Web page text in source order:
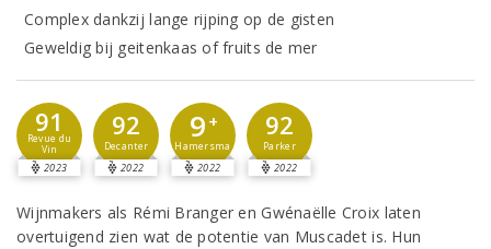
Complex dankzij lange rijping op de gisten
Geweldig bij geitenkaas of fruits de mer
91
Revue du
Vin
2023
92
Decanter
2022
9 +
Hamersma
2022
92
Parker
2022
Wijnmakers als Rémi Branger en Gwénaëlle Croix laten
overtuigend zien wat de potentie van Muscadet is. Hun